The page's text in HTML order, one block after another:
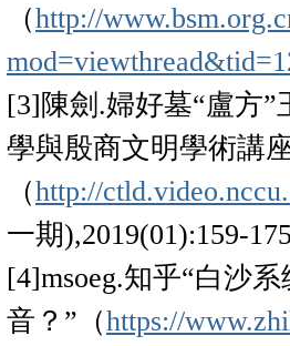
（http://
[3]陳劍.婦好墓“盧方”
學與殷商文明學術講
（http://
一期),2019(01):159-
[4]msoeg.知乎“白沙
音？”（https://